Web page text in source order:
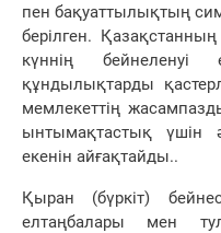
пен бақуаттылықтың
берілген.
күннің бейнеленуі
құндылықтарды
мемлекеттің
ынтымақтастық үшін
екенін айғақтайды..
Қыран (бүркіт)
елтаңбалары мен